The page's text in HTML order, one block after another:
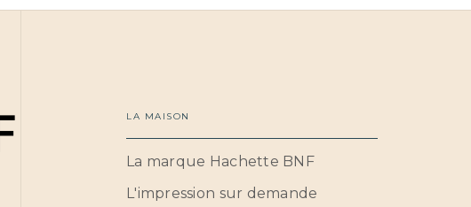
LA MAISON
La marque Hachette BNF
L'impression sur demande